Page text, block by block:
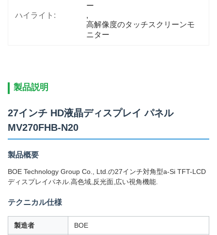
ハイライト:
ー
,
高解像度のタッチスクリーンモ
ニター
製品説明
27インチ HD液晶ディスプレイ パネル
MV270FHB-N20
製品概要
BOE Technology Group Co., Ltd.の27インチ対角型a-Si TFT-LCD
ディスプレイパネル.高色域,反光面,広い視角機能.
テクニカル仕様
製造者 BOE